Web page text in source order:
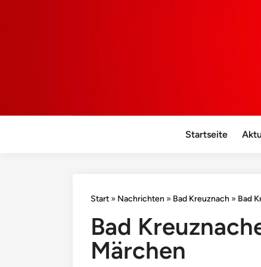
Startseite
Start » Nachrichten » Bad Kreuznach » Bad
Bad
Märchen